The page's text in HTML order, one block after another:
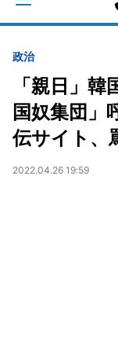
政治
「親日」
国奴集団
伝サイト、
2022.04.26 19:59